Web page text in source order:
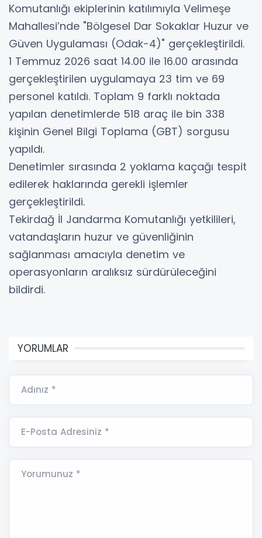
Komutanlığı ekiplerinin katılımıyla Velimeşe
Mahallesi’nde "Bölgesel Dar Sokaklar Huzur ve
Güven Uygulaması (Odak-4)" gerçekleştirildi.
1 Temmuz 2026 saat 14.00 ile 16.00 arasında
gerçekleştirilen uygulamaya 23 tim ve 69
personel katıldı. Toplam 9 farklı noktada
yapılan denetimlerde 518 araç ile bin 338
kişinin Genel Bilgi Toplama (GBT) sorgusu
yapıldı.
Denetimler sırasında 2 yoklama kaçağı tespit
edilerek haklarında gerekli işlemler
gerçekleştirildi.
Tekirdağ İl Jandarma Komutanlığı yetkilileri,
vatandaşların huzur ve güvenliğinin
sağlanması amacıyla denetim ve
operasyonların aralıksız sürdürüleceğini
bildirdi.
YORUMLAR
Adınız *
E-Posta Adresiniz *
Yorumunuz *